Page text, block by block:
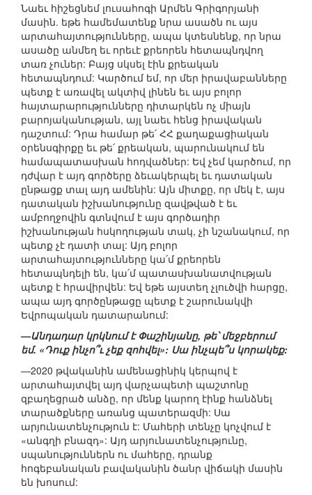
Նաեւ հիշեցնեմ լուսահոգի Արմեն Գրիգորյանի
մասին. եթե համեմատենք նրա ասածն ու այս
արտահայտությունները, ապա կտեսնենք, որ նրա
ասածը անմեղ եւ որեւէ քրեորեն հետապնդվող
տառ չուներ: Բայց սկսել էին քրեական
հետապնդում: Կարծում եմ, որ մեր իրավաբանները
պետք է առավել ակտիվ լինեն եւ այս բոլոր
հայտարարությունները դիտարկեն ոչ միայն
բարոյականության, այլ նաեւ հենց իրավական
դաշտում: Դրա համար թե՛ ՀՀ քաղաքացիական
օրենսգիրքը եւ թե՛ քրեական, պարունակում են
համապատասխան հոդվածներ: Եվ չեմ կարծում, որ
դժվար է այդ գործերը ձեւակերպել եւ դատական
ընթացք տալ այդ ամենին: Այն միտքը, որ մեկ է, այս
դատական իշխանությունը զավթված է եւ
ամբողջովին գտնվում է այս գործադիր
իշխանության հսկողության տակ, չի նշանակում, որ
պետք չէ դատի տալ: Այդ բոլոր
արտահայտությունները կա՛մ քրեորեն
հետապնդելի են, կա՛մ պատասխանատվության
պետք է հրավիրվեն: Եվ եթե այստեղ չլուծվի հարցը,
ապա այդ գործընթացը պետք է շարունակվի
Եվրոպական դատարանում:
—Անդադար կրկնում է Փաշինյանը, թե՝ մեջբերում
եմ. «Դուք ինչո՞ւ չեք զոհվել»: Սա ինչպե՞ս կորակեք:
—2020 թվականին ամենացինիկ կերպով է
արտահայտվել այդ վարչապետի պաշտոնը
զբաղեցրած անձը, որ մենք կարող էինք հանձնել
տարածքները առանց պատերազմի: Սա
արյունատենչություն է: Մահերի տենչը կոչվում է
«անգղի բնազդ»: Այդ արյունատենչությունը,
սպանություններն ու մահերը, դրանք
հոգեբանական բավականին ծանր վիճակի մասին
են խոսում: